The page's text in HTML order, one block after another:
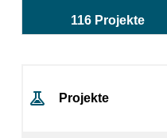
116 Projekte
Projekte